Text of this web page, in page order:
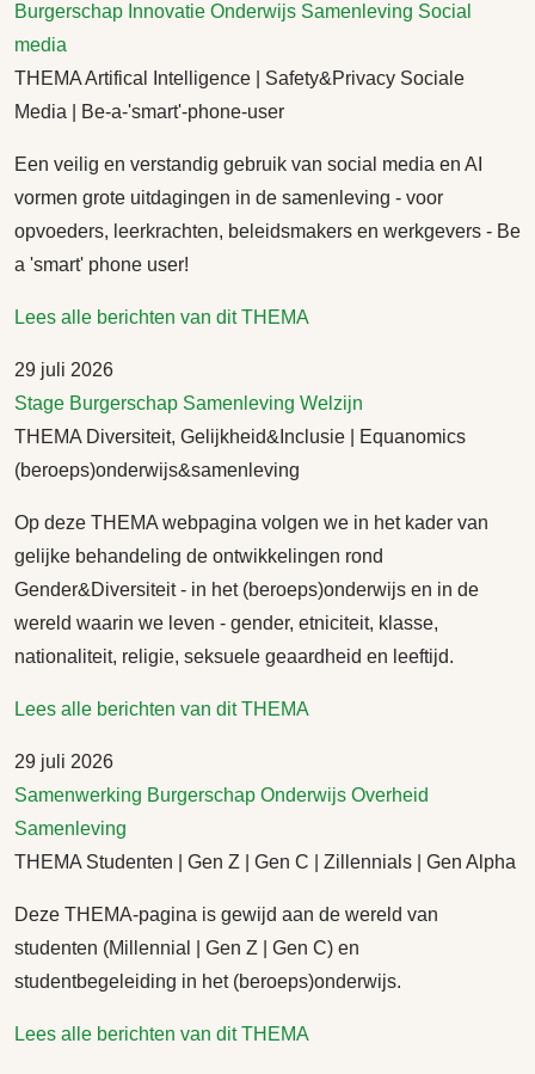
Burgerschap Innovatie Onderwijs Samenleving Social
media
THEMA Artifical Intelligence | Safety&Privacy Sociale
Media | Be-a-'smart'-phone-user
Een veilig en verstandig gebruik van social media en AI
vormen grote uitdagingen in de samenleving - voor
opvoeders, leerkrachten, beleidsmakers en werkgevers - Be
a 'smart' phone user!
Lees alle berichten van dit THEMA
29 juli 2026
Stage Burgerschap Samenleving Welzijn
THEMA Diversiteit, Gelijkheid&Inclusie | Equanomics
(beroeps)onderwijs&samenleving
Op deze THEMA webpagina volgen we in het kader van
gelijke behandeling de ontwikkelingen rond
Gender&Diversiteit - in het (beroeps)onderwijs en in de
wereld waarin we leven - gender, etniciteit, klasse,
nationaliteit, religie, seksuele geaardheid en leeftijd.
Lees alle berichten van dit THEMA
29 juli 2026
Samenwerking Burgerschap Onderwijs Overheid
Samenleving
THEMA Studenten | Gen Z | Gen C | Zillennials | Gen Alpha
Deze THEMA-pagina is gewijd aan de wereld van
studenten (Millennial | Gen Z | Gen C) en
studentbegeleiding in het (beroeps)onderwijs.
Lees alle berichten van dit THEMA